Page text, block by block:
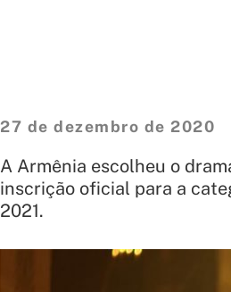
27 de dezembro de 2020
A Armênia escolheu o
inscrição oficial para a
2021.